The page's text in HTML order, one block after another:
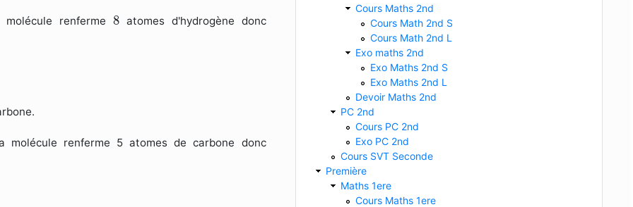
renferme 8
8atomes d'hydrogène donc
molécule renferme 5 atomes de carbone donc
Cours Maths 2nd
Cours Math 2nd S
Cours Math 2nd L
Exo maths 2nd
Exo Maths 2nd S
Exo Maths 2nd L
Devoir Maths 2nd
PC 2nd
Cours PC 2nd
Exo PC 2nd
Cours SVT Seconde
Première
Maths 1ere
Cours Maths 1ere